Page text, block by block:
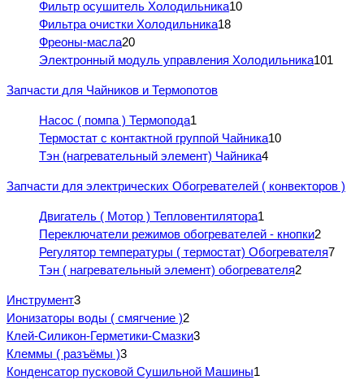
Фильтр осушитель Холодильника10
Фильтра очистки Холодильника18
Фреоны-масла20
Электронный модуль управления Холодильника101
Запчасти для Чайников и Термопотов
Насос ( помпа ) Термопода1
Термостат с контактной группой Чайника10
Тэн (нагревательный элемент) Чайника4
Запчасти для электрических Обогревателей ( конвекторов )
Двигатель ( Мотор ) Тепловентилятора1
Переключатели режимов обогревателей - кнопки2
Регулятор температуры ( термостат) Обогревателя7
Тэн ( нагревательный элемент) обогревателя2
Инструмент3
Ионизаторы воды ( смягчение )2
Клей-Силикон-Герметики-Смазки3
Клеммы ( разъёмы )3
Конденсатор пусковой Сушильной Машины1